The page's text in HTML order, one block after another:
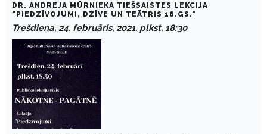
DR. ANDREJA MŪRNIEKA TIEŠSAISTES LEKCIJA
"PIEDZĪVOJUMI, DZĪVE UN TEĀTRIS 18.GS."
Trešdiena, 24. februāris, 2021. plkst. 18:30